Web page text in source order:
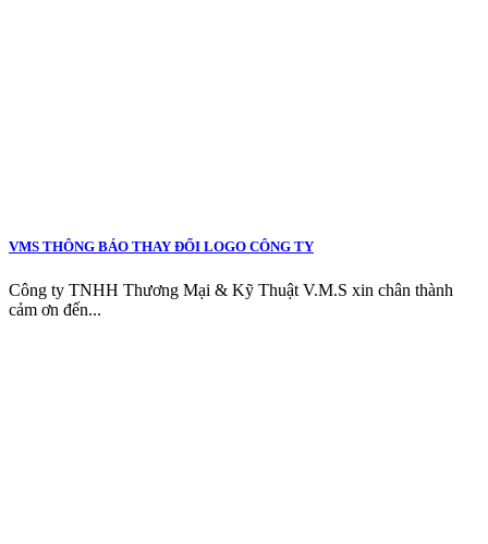
VMS THÔNG BÁO THAY ĐỔI LOGO CÔNG TY
Công ty TNHH Thương Mại & Kỹ Thuật V.M.S xin chân thành
cảm ơn đến...